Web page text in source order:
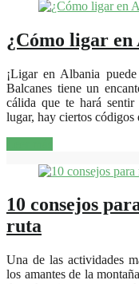
¿Cómo ligar
¡Ligar en Albania
Balcanes tiene un
cálida que te hará
lugar, hay ciertos
10 consejos
ruta
Una de las actividades
los amantes de la